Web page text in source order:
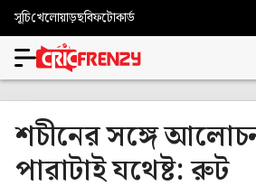
সূচিখেলোয়াড়ছবিফটোকার্ড
শচীনের সঙ্গে
পারাটাই যথেষ্ট: রুট